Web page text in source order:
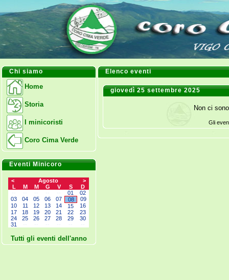
Chi siamo
Home
Storia
I minicoristi
Coro Cima Verde
Eventi Minicoro
< Agosto
>
L
M M G V S
D
01
02
03
04 05 06 07 08
09
10
11 12 13 14 15
16
17
18 19 20 21 22
23
24
25 26 27 28 29
30
31
Tutti gli eventi dell'anno
Elenco eventi
giovedì 25 settembre 2025
Non ci
Gli